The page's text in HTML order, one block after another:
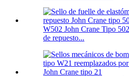
W502 John Crane Tipo
de repuesto...